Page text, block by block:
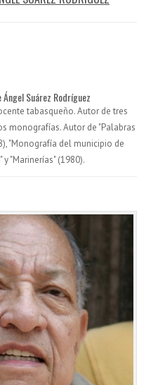
Ángel Suárez Rodríguez
tabasqueño. Autor de tres
monografías. Autor de "Palabras
"Monografía del municipio de
y "Marinerías" (1980).